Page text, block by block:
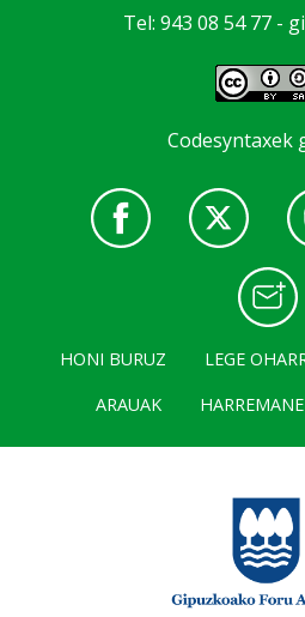
Tel: 943 08 54 77 -
Codesyntaxek
HONI BURUZ LEGE
ARAUAK